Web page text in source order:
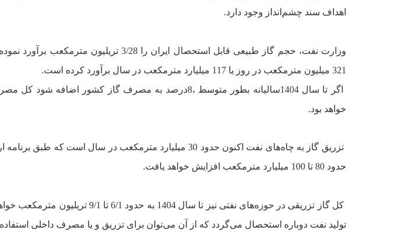
اهداف سند چشم‌انداز وجود دارد.
321 ميليون مترمکعب در روز يا 117 ميليارد مترمکعب در سال بر‌آورد کرده ‌است.
خواهد بود.
تزريق گاز به چاه‌هاى نفت اکنون حدود 30 ميليارد مترمکعب در سال
حدود 80 تا 100 ميليارد مترمکعب افزايش خواهد يافت.
توليد نفت دوباره استحصال مى‌گردد که از آن مى‌توان براى تزريق و يا مصرف داخلى